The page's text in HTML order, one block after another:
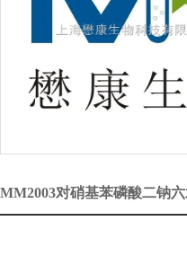
MM2003对硝基苯磷酸二钠